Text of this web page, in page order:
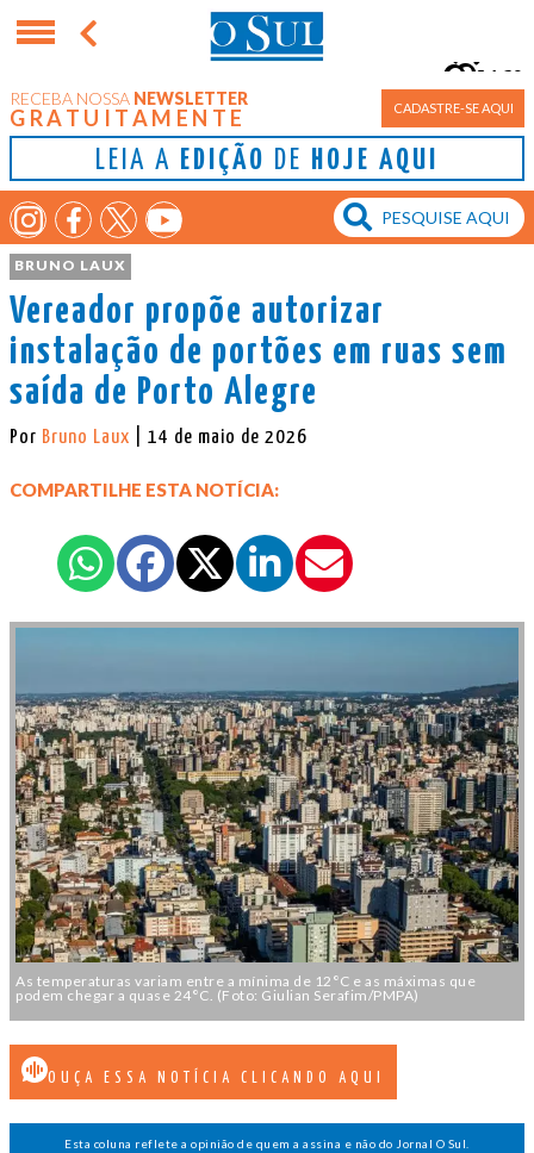
RECEBA NOSSA NEWSLETTER
GRATUITAMENTE CADASTRE-SE AQUI
LEIA A EDIÇÃO DE HOJE AQUI
Porto Alegre
16°
BRUNO LAUX
Vereador propõe autorizar
instalação de portões em ruas sem
saída de Porto Alegre
Por Bruno Laux | 14 de maio de 2026
COMPARTILHE ESTA NOTÍCIA:
As temperaturas variam entre a mínima de 12°C e as máximas que
podem chegar a quase 24°C. (Foto: Giulian Serafim/PMPA)
OUÇA ESSA NOTÍCIA CLICANDO AQUI
Esta coluna reflete a opinião de quem a assina e não do Jornal O Sul.